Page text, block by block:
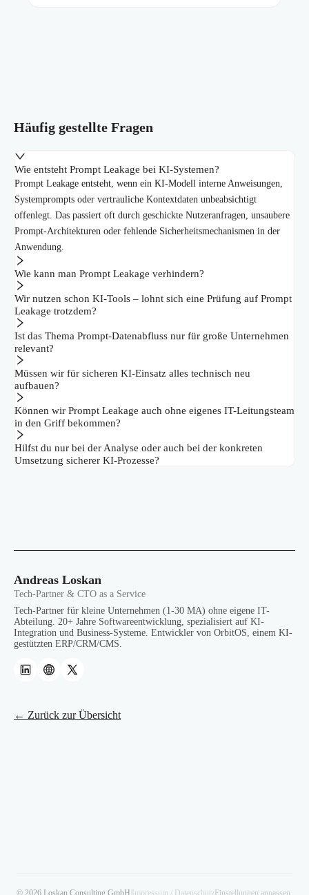
Häufig gestellte Fragen
Wie entsteht Prompt Leakage bei KI-Systemen?
Prompt Leakage entsteht, wenn ein KI-Modell interne Anweisungen,
Systemprompts oder vertrauliche Kontextdaten unbeabsichtigt
offenlegt. Das passiert oft durch geschickte Nutzeranfragen, unsaubere
Prompt-Architekturen oder fehlende Sicherheitsmechanismen in der
Anwendung.
Wie kann man Prompt Leakage verhindern?
Wir nutzen schon KI-Tools – lohnt sich eine Prüfung auf Prompt
Leakage trotzdem?
Ist das Thema Prompt-Datenabfluss nur für große Unternehmen
relevant?
Müssen wir für sicheren KI-Einsatz alles technisch neu
aufbauen?
Können wir Prompt Leakage auch ohne eigenes IT-Leitungsteam
in den Griff bekommen?
Hilfst du nur bei der Analyse oder auch bei der konkreten
Umsetzung sicherer KI-Prozesse?
Andreas Loskan
Tech-Partner & CTO as a Service
Tech-Partner für kleine Unternehmen (1-30 MA) ohne eigene IT-
Abteilung. 20+ Jahre Softwareentwicklung, spezialisiert auf KI-
Integration und Business-Systeme. Entwickler von OrbitOS, einem KI-
gestützten ERP/CRM/CMS.
← Zurück zur Übersicht